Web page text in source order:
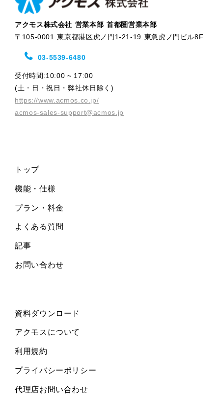
アクモス株式会社 営業本部 首都圏営業本部
〒105-0001 東京都港区虎ノ門1-21-19 東急虎ノ門ビル8F
03-5539-6480
受付時間:10:00 ~ 17:00
(土・日・祝日・弊社休日除く)
https://www.acmos.co.jp/
acmos-sales-support@acmos.jp
トップ
機能・仕様
プラン・料金
よくある質問
記事
お問い合わせ
資料ダウンロード
アクモスについて
利用規約
プライバシーポリシー
代理店お問い合わせ